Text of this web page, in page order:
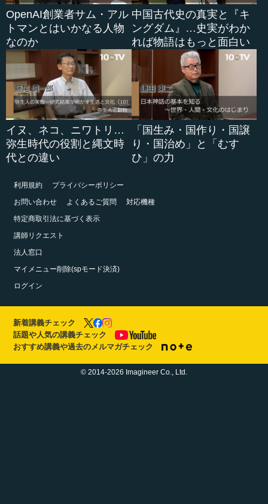
OpenAI創業者サム・アル
トマンとはいかなる人物
なのか
中国古代史の真実と『キ
ングダム』…史実がわか
れば物語はもっと面白い
イヌ、ネコ、ニワトリ…
弥生時代の役割と縄文時
代との違い
「国生み・国作り・国譲
り・国治め」と「むす
ひ」の力
利用規約
プライバシーポリシー
お問い合わせ
よくあるご質問
対応機種
特定商取引法に基づく表示
講師リクエスト
法人窓口
マイメニュー削除(spモード決済)
ログイン
新着講義チェック
話題や人気の講義チェック
おすすめ講義や過去のメルマガチェック
© 2014-2026 Imagineer Co., Ltd.